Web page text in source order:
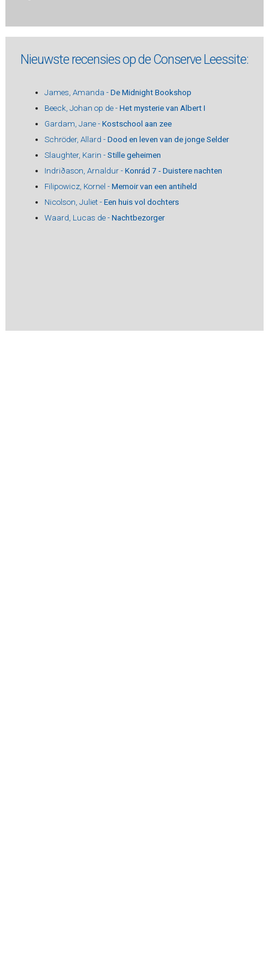
Nieuwste recensies op de Conserve Leessite:
James, Amanda -De Midnight Bookshop
Beeck, Johan op de -Het mysterie van Albert I
Gardam, Jane -Kostschool aan zee
Schröder, Allard -Dood en leven van de jonge Selder
Slaughter, Karin -Stille geheimen
Indriðason, Arnaldur -Konrád 7 - Duistere nachten
Filipowicz, Kornel -Memoir van een antiheld
Nicolson, Juliet -Een huis vol dochters
Waard, Lucas de -Nachtbezorger